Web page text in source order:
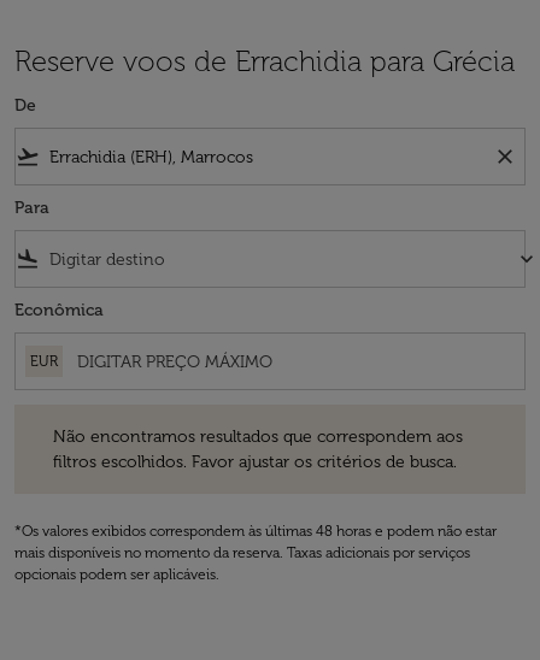
Reserve voos de Errachidia para Grécia
De
flight_takeoff close
Para
flight_land keyboard_arrow_down
Econômica
EUR
Não encontramos resultados que correspondem aos
filtros escolhidos. Favor ajustar os critérios de busca.
*Os valores exibidos correspondem às últimas 48 horas e podem não estar
mais disponíveis no momento da reserva. Taxas adicionais por serviços
opcionais podem ser aplicáveis.